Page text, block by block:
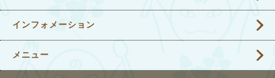
インフォメーション
メニュー